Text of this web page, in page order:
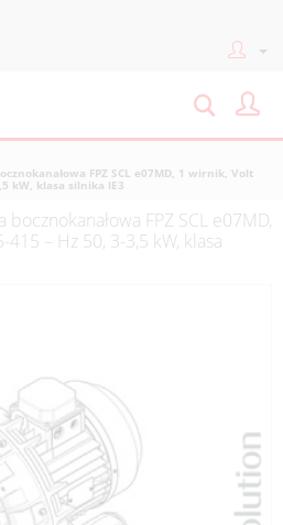
FPZ SCL e07MD, 1 wirnik, Volt
kW, klasa silnika IE3
FPZ SCL e07MD,
– Hz 50, 3-3,5 kW, klasa